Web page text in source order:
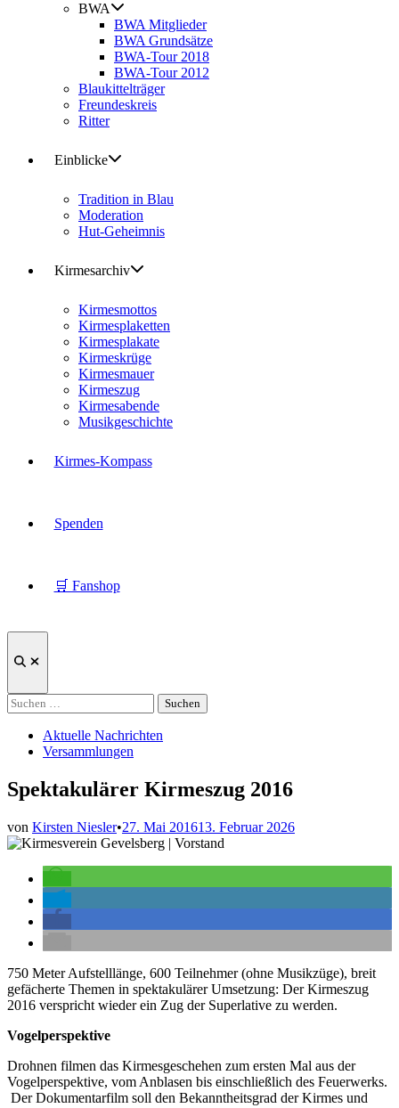
BWA
BWA Mitglieder
BWA Grundsätze
BWA-Tour 2018
BWA-Tour 2012
Blaukittelträger
Freundeskreis
Ritter
Einblicke
Tradition in Blau
Moderation
Hut-Geheimnis
Kirmesarchiv
Kirmesmottos
Kirmesplaketten
Kirmesplakate
Kirmeskrüge
Kirmesmauer
Kirmeszug
Kirmesabende
Musikgeschichte
Kirmes-Kompass
Spenden
🛒 Fanshop
Suche
Suchen
nach:
Veröffentlicht
Aktuelle Nachrichten
Versammlungen
Spektakulärer Kirmeszug 2016
von Kirsten Niesler•27. Mai 201613. Februar 2026
750 Meter Aufstelllänge, 600 Teilnehmer (ohne Musikzüge), breit
gefächerte Themen in spektakulärer Umsetzung: Der Kirmeszug
2016 verspricht wieder ein Zug der Superlative zu werden.
Vogelperspektive
Drohnen filmen das Kirmesgeschehen zum ersten Mal aus der
Vogelperspektive, vom Anblasen bis einschließlich des Feuerwerks.
Der Dokumentarfilm soll den Bekanntheitsgrad der Kirmes und